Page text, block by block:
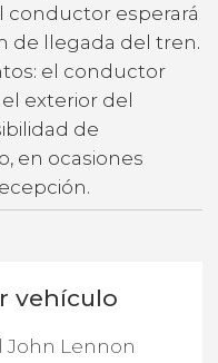
conductor esperará
de llegada del tren.
el conductor
exterior del
de
en ocasiones
vehículo
John Lennon